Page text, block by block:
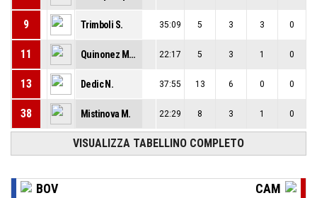
9 Trimboli S. 35:09 5 3 3 0
11 Quinonez Mina B. 22:17 5 3 1 0
13 Dedic N. 37:55 13 6 0 0
38 Mistinova M. 22:29 8 3 1 0
VISUALIZZA TABELLINO COMPLETO
BOV CAM